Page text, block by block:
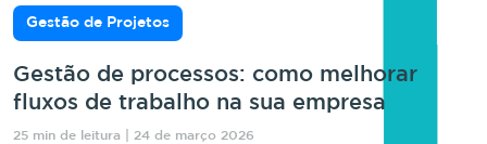
Gestão de Projetos
Gestão de processos: como melhorar
fluxos de trabalho na sua empresa
25 min de leitura | 24 de março 2026